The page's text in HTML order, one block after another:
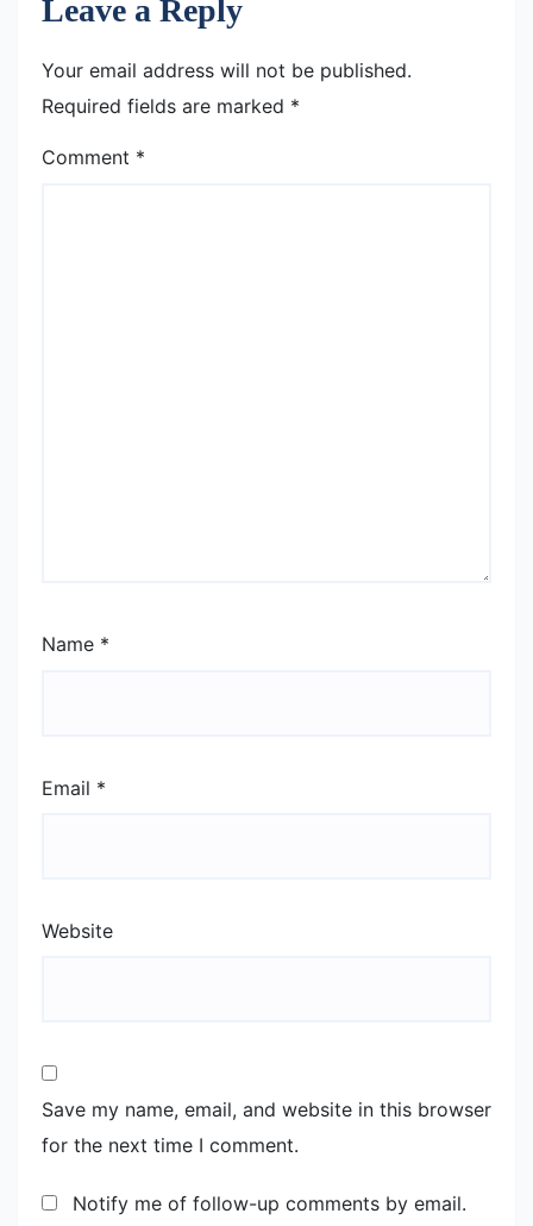
Leave a Reply
Your email address will not be published.
Required fields are marked *
Comment *
Name *
Email *
Website
Save my name, email, and website in this browser
for the next time I comment.
Notify me of follow-up comments by email.